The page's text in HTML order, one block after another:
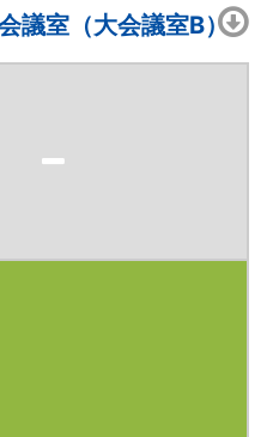
議室（大会議室B）